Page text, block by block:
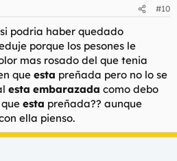
#10
podria haber quedado
porque los pesones le
mas rosado del que tenia
que esta preñada pero no lo se
esta embarazada como debo
que esta preñada?? aunque
ella pienso.